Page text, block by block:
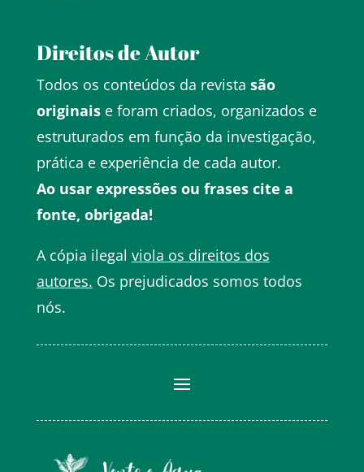
Direitos de Autor
Todos os conteúdos da revista são
originaise foram criados, organizados e
estruturados em função da investigação,
prática e experiência de cada autor.
Ao usar expressões ou frases cite a
fonte, obrigada!
A cópia ilegal viola os direitos dos
autores. Os prejudicados somos todos
nós.